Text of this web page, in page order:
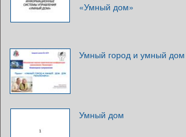
«Умный дом»
Умный город и умный
Умный дом